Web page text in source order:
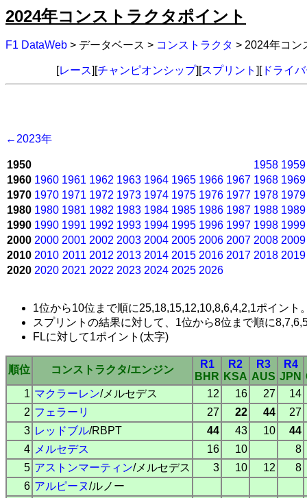
2024年コンストラクタポイント
F1 DataWeb > データベース > コンストラクタ > 2024年コン
[レース][チャンピオンシップ][スプリント ][ドライ
←2023年
1950 1958 1959
1960 1960 1961 1962 1963 1964 1965 1966 1967 1968 1969
1970 1970 1971 1972 1973 1974 1975 1976 1977 1978 1979
1980 1980 1981 1982 1983 1984 1985 1986 1987 1988 1989
1990 1990 1991 1992 1993 1994 1995 1996 1997 1998 1999
2000 2000 2001 2002 2003 2004 2005 2006 2007 2008 2009
2010 2010 2011 2012 2013 2014 2015 2016 2017 2018 2019
2020 2020 2021 2022 2023 2024 2025 2026
1位から10位まで順に25,18,15,12,10,8,6,4,2,1ポイント
スプリントの結果に対して、1位から8位まで順に
FLに対して1ポイント(太字)
順位 コンストラクタ/エンジン
R1
BHR
R2
KSA
R3
AUS
R4
JPN
1 マクラーレン/メルセデス 12 16 27
14
2 フェラーリ 27 22 44
27
3 レッドブル/RBPT 44 43 10
44
4 メルセデス 16 10
8
5 アストンマーティン/メルセデス 3 10 12
8
6 アルピーヌ/ルノー